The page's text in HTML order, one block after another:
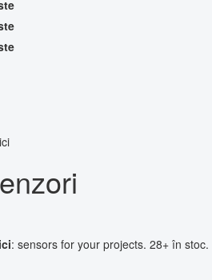
: sensors for your projects. 28+ în stoc.